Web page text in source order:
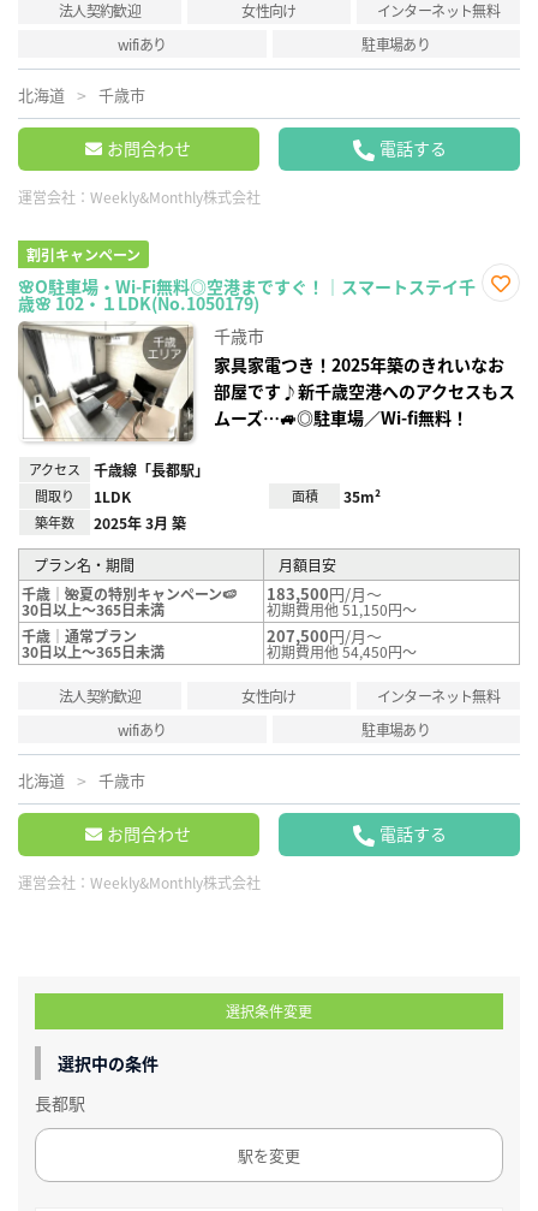
法人契約歓迎 女性向け
インターネット無料
wifiあり
駐車場あり
北海道 千歳市
お問合わせ 電話する
運営会社： Weekly&Monthly株式会社
割引キャンペーン
🌸O駐車場・Wi-Fi無料◎空港まですぐ！｜スマートステイ千
歳🌸 102・１LDK(No.1050179)
録
千歳市
家具家電つき！2025年築のきれいなお
部屋です♪新千歳空港へのアクセスもス
ムーズ…🚙◎駐車場／Wi-fi無料！
アクセス 千歳線「長都駅」
間取り 1LDK 面積 35m²
築年数 2025年 3月 築
プラン名・期間
月額目安
千歳｜🌺夏の特別キャンペーン🍉
30日以上～365日未満
183,500円/月～
初期費用他 51,150円～
千歳｜通常プラン
30日以上～365日未満
207,500円/月～
初期費用他 54,450円～
法人契約歓迎 女性向け
インターネット無料
wifiあり
駐車場あり
北海道 千歳市
お問合わせ 電話する
運営会社： Weekly&Monthly株式会社
選択条件変更
選択中の条件
長都駅
駅を変更